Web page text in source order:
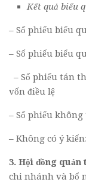
Kết quả biểu
– Số phiếu biểu
– Số phiếu biểu
– Số phiếu tán
vốn điều lệ
– Số phiếu
– Không có ý
3. Hội đồng
chi nhánh và bổ